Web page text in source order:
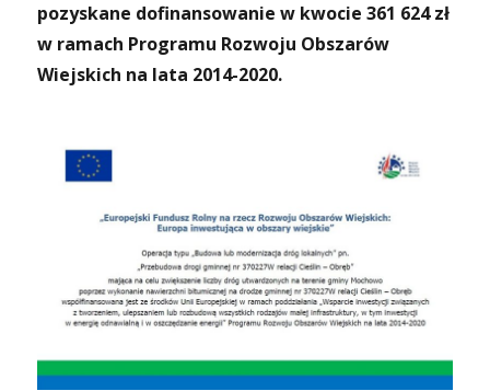
pozyskane dofinansowanie w kwocie 361 624 zł
w ramach Programu Rozwoju Obszarów
Wiejskich na lata 2014-2020.